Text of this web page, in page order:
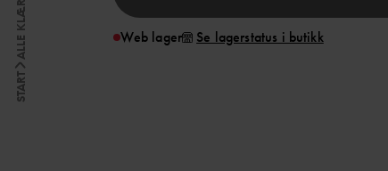
START
ALLE KLÆR Web lager Se lagerstatus i butikk